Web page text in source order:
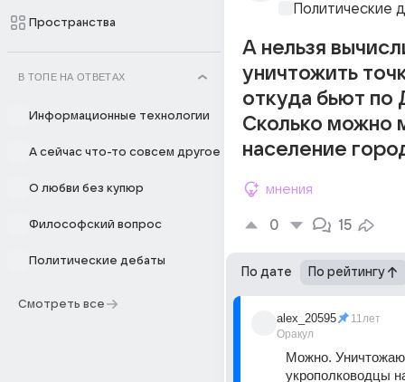
Пространства
В ТОПЕ НА ОТВЕТАХ
Информационные технологии
А сейчас что-то совсем другое
О любви без купюр
Философский вопрос
Политические дебаты
Смотреть все
Политические
А нельзя
уничтожить
откуда бьют по
Сколько можно
население
мнения
0 15
По дате По рейтингу
alex_20595
Оракул
11лет
Можно.
укрополководцы